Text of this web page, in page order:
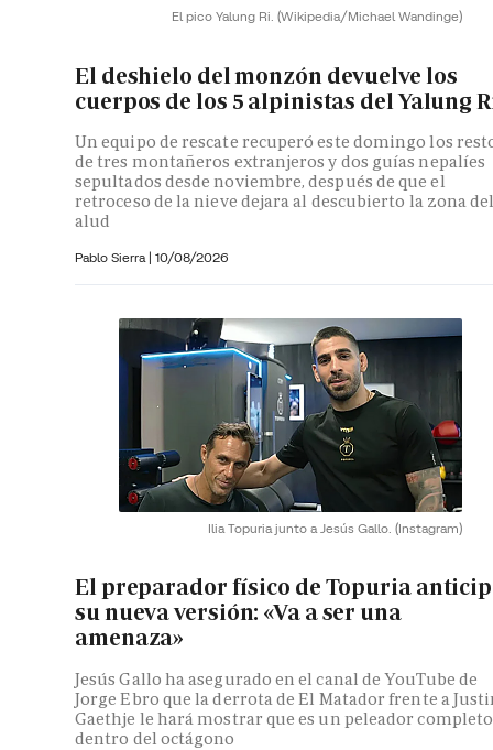
El pico Yalung Ri. (Wikipedia/Michael Wandinge)
El deshielo del monzón devuelve los
cuerpos de los 5 alpinistas del Yalung
Un equipo de rescate recuperó este domingo los
de tres montañeros extranjeros y dos guías nepalíes
sepultados desde noviembre, después de que el
retroceso de la nieve dejara al descubierto la zona
alud
Pablo Sierra | 10/08/2026
Ilia Topuria junto a Jesús Gallo. (Instagram)
El preparador físico de Topuria
su nueva versión: «Va a ser una
amenaza»
Jesús Gallo ha asegurado en el canal de YouTube de
Jorge Ebro que la derrota de El Matador frente a
Gaethje le hará mostrar que es un peleador completo
dentro del octágono